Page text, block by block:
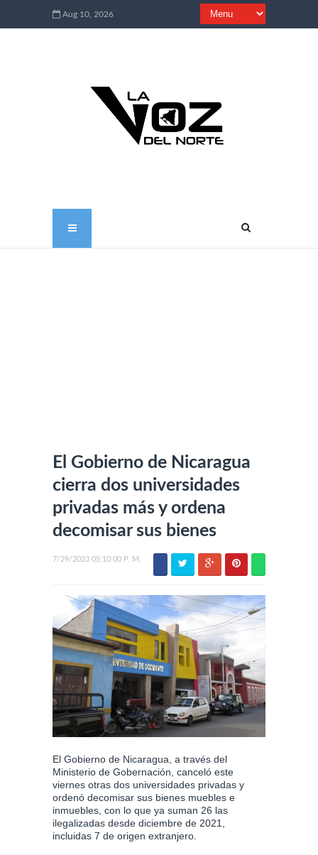
Aug 10, 2026
El Gobierno de Nicaragua
cierra dos universidades
privadas más y ordena
decomisar sus bienes
7/29/2023 05:10:00 P. M.
El Gobierno de Nicaragua, a través del
Ministerio de Gobernación, canceló este
viernes otras dos universidades privadas y
ordenó decomisar sus bienes muebles e
inmuebles, con lo que ya suman 26 las
ilegalizadas desde diciembre de 2021,
incluidas 7 de origen extranjero.